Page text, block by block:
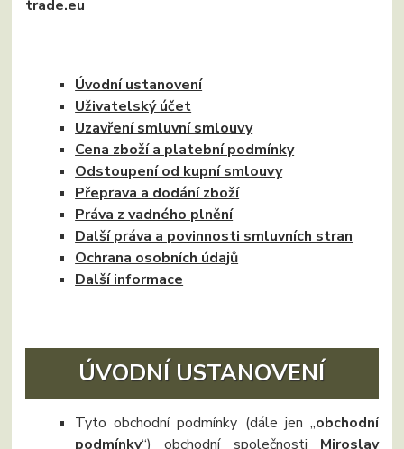
trade.eu
Úvodní ustanovení
Uživatelský účet
Uzavření smluvní smlouvy
Cena zboží a platební podmínky
Odstoupení od kupní smlouvy
Přeprava a dodání zboží
Práva z vadného plnění
Další práva a povinnosti smluvních stran
Ochrana osobních údajů
Další informace
ÚVODNÍ USTANOVENÍ
Tyto obchodní podmínky (dále jen „obchodní
podmínky“) obchodní společnosti Miroslav